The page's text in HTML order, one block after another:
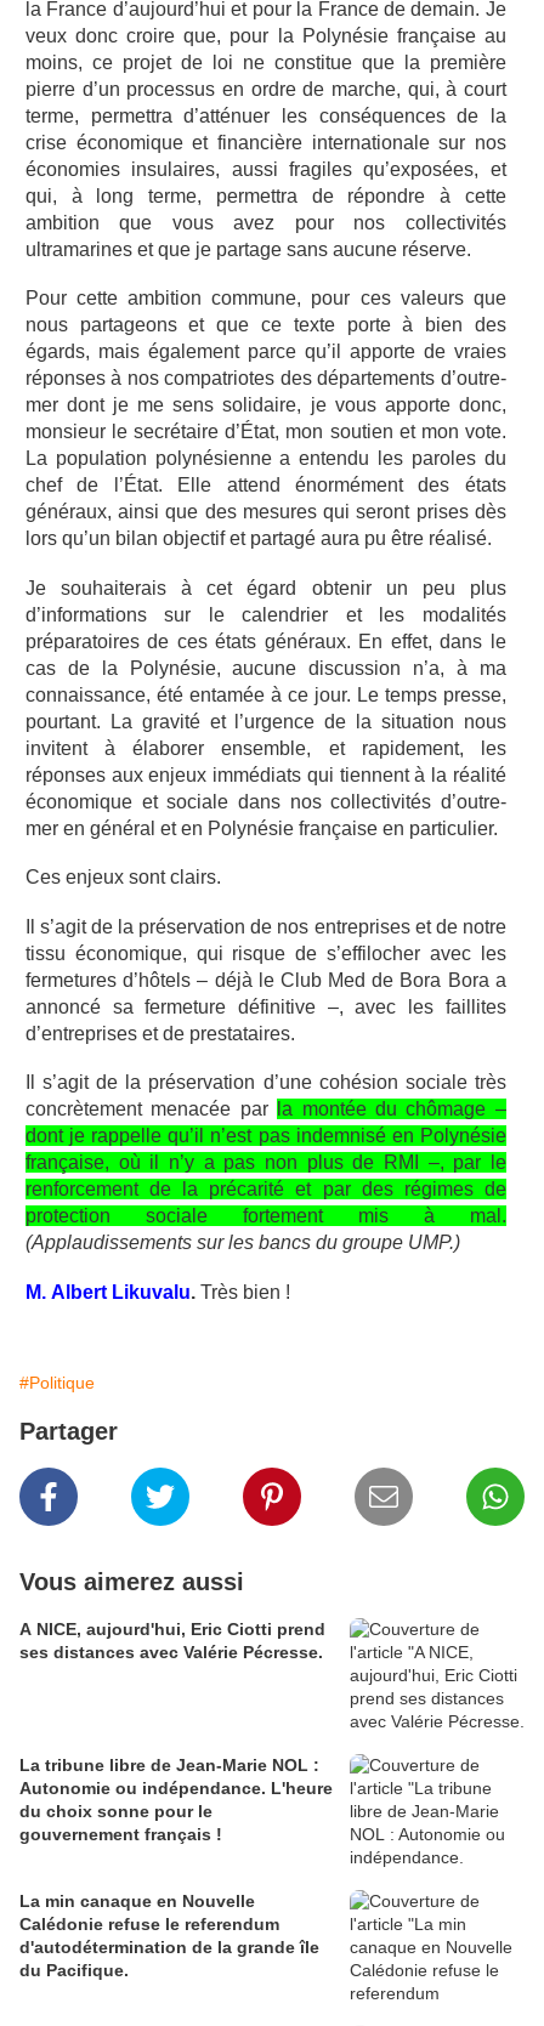
la France d’aujourd’hui et pour la France de demain. Je
veux donc croire que, pour la Polynésie française au
moins, ce projet de loi ne constitue que la première
pierre d’un processus en ordre de marche, qui, à court
terme, permettra d’atténuer les conséquences de la
crise économique et financière internationale sur nos
économies insulaires, aussi fragiles qu’exposées, et
qui, à long terme, permettra de répondre à cette
ambition que vous avez pour nos collectivités
ultramarines et que je partage sans aucune réserve.
Pour cette ambition commune, pour ces valeurs que
nous partageons et que ce texte porte à bien des
égards, mais également parce qu’il apporte de vraies
réponses à nos compatriotes des départements d’outre-
mer dont je me sens solidaire, je vous apporte donc,
monsieur le secrétaire d’État, mon soutien et mon vote.
La population polynésienne a entendu les paroles du
chef de l’État. Elle attend énormément des états
généraux, ainsi que des mesures qui seront prises dès
lors qu’un bilan objectif et partagé aura pu être réalisé.
Je souhaiterais à cet égard obtenir un peu plus
d’informations sur le calendrier et les modalités
préparatoires de ces états généraux. En effet, dans le
cas de la Polynésie, aucune discussion n’a, à ma
connaissance, été entamée à ce jour. Le temps presse,
pourtant. La gravité et l’urgence de la situation nous
invitent à élaborer ensemble, et rapidement, les
réponses aux enjeux immédiats qui tiennent à la réalité
économique et sociale dans nos collectivités d’outre-
mer en général et en Polynésie française en particulier.
Ces enjeux sont clairs.
Il s’agit de la préservation de nos entreprises et de notre
tissu économique, qui risque de s’effilocher avec les
fermetures d’hôtels – déjà le Club Med de Bora Bora a
annoncé sa fermeture définitive –, avec les faillites
d’entreprises et de prestataires.
Il s’agit de la préservation d’une cohésion sociale très
concrètement menacée par
la montée du chômage –
dont je rappelle qu’il n’est pas indemnisé en Polynésie
française, où il n’y a pas non plus de RMI –, par le
renforcement de la précarité et par des régimes de
protection sociale fortement mis à mal.
(Applaudissements sur les bancs du groupe UMP.)
M. Albert Likuvalu. Très bien !
#Politique
Partager
Vous aimerez aussi
A NICE, aujourd'hui, Eric Ciotti prend
ses distances avec Valérie Pécresse.
La tribune libre de Jean-Marie NOL :
Autonomie ou indépendance. L'heure
du choix sonne pour le
gouvernement français !
La min canaque en Nouvelle
Calédonie refuse le referendum
d'autodétermination de la grande île
du Pacifique.